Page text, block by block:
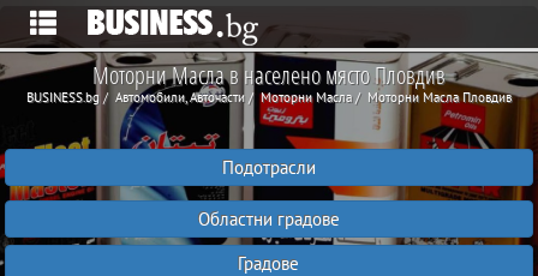
Моторни Масла в населено място Пловдив
BUSINESS.bg Автомобили, Авточасти Моторни Масла Моторни Масла Пловдив
Подотрасли
Областни градове
Градове